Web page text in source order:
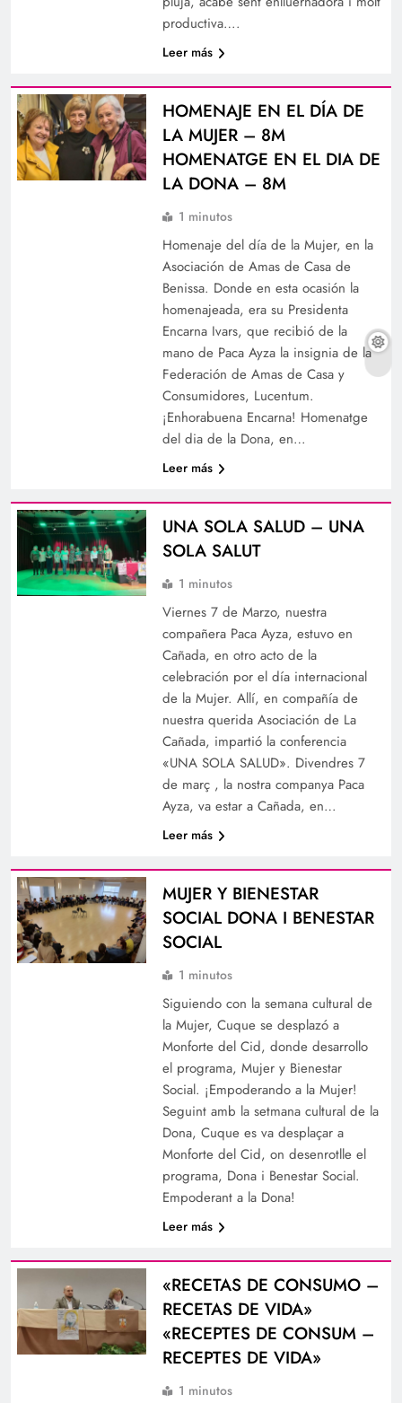
productiva….
Leer más
HOMENAJE EN EL DÍA DE
LA MUJER – 8M
HOMENATGE EN EL DIA DE
LA DONA – 8M
1 minutos
Homenaje del día de la Mujer, en la
Asociación de Amas de Casa de
Benissa. Donde en esta ocasión la
homenajeada, era su Presidenta
Encarna Ivars, que recibió de la
mano de Paca Ayza la insignia de la
Federación de Amas de Casa y
Consumidores, Lucentum.
¡Enhorabuena Encarna! Homenatge
del dia de la Dona, en…
Leer más
UNA SOLA SALUD – UNA
SOLA SALUT
1 minutos
Viernes 7 de Marzo, nuestra
compañera Paca Ayza, estuvo en
Cañada, en otro acto de la
celebración por el día internacional
de la Mujer. Allí, en compañía de
nuestra querida Asociación de La
Cañada, impartió la conferencia
«UNA SOLA SALUD». Divendres 7
de març , la nostra companya Paca
Ayza, va estar a Cañada, en…
Leer más
MUJER Y BIENESTAR
SOCIAL DONA I BENESTAR
SOCIAL
1 minutos
Siguiendo con la semana cultural de
la Mujer, Cuque se desplazó a
Monforte del Cid, donde desarrollo
el programa, Mujer y Bienestar
Social. ¡Empoderando a la Mujer!
Seguint amb la setmana cultural de la
Dona, Cuque es va desplaçar a
Monforte del Cid, on desenrotlle el
programa, Dona i Benestar Social.
Empoderant a la Dona!
Leer más
«RECETAS DE CONSUMO –
RECETAS DE VIDA»
«RECEPTES DE CONSUM –
RECEPTES DE VIDA»
1 minutos